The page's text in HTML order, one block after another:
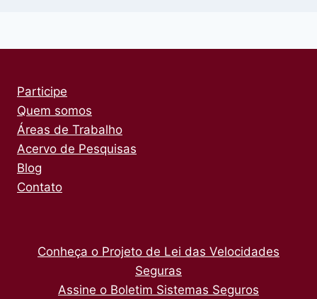
Participe
Quem somos
Áreas de Trabalho
Acervo de Pesquisas
Blog
Contato
Conheça o Projeto de Lei das Velocidades
Seguras
Assine o Boletim Sistemas Seguros